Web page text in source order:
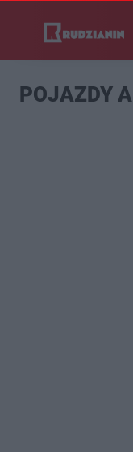
POJAZDY